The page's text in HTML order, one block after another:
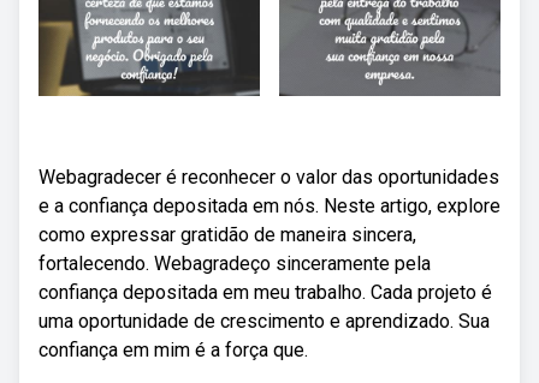
Webagradecer é reconhecer o valor das oportunidades
e a confiança depositada em nós. Neste artigo, explore
como expressar gratidão de maneira sincera,
fortalecendo. Webagradeço sinceramente pela
confiança depositada em meu trabalho. Cada projeto é
uma oportunidade de crescimento e aprendizado. Sua
confiança em mim é a força que.